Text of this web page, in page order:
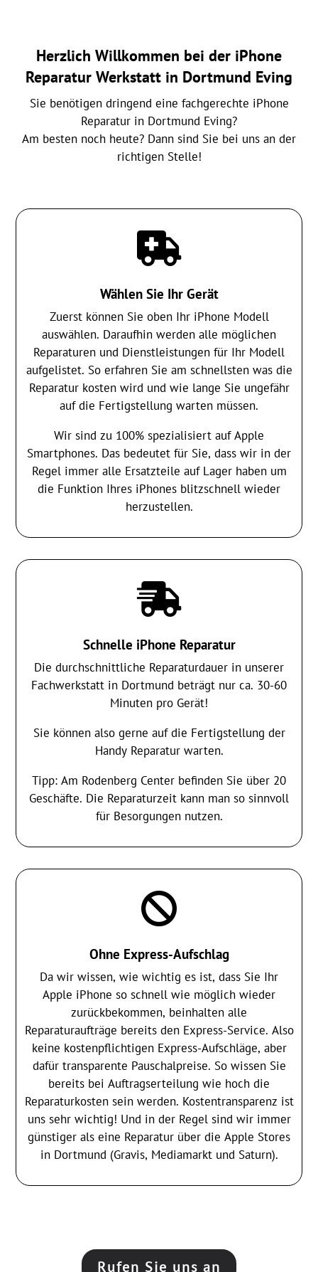
Herzlich Willkommen bei der iPhone
Reparatur Werkstatt in Dortmund Eving
Sie benötigen dringend eine fachgerechte iPhone
Reparatur in Dortmund Eving?
Am besten noch heute? Dann sind Sie bei uns an der
richtigen Stelle!

Wählen Sie Ihr Gerät
Zuerst können Sie oben Ihr iPhone Modell
auswählen. Daraufhin werden alle möglichen
Reparaturen und Dienstleistungen für Ihr Modell
aufgelistet. So erfahren Sie am schnellsten was die
Reparatur kosten wird und wie lange Sie ungefähr
auf die Fertigstellung warten müssen.
Wir sind zu 100% spezialisiert auf Apple
Smartphones. Das bedeutet für Sie, dass wir in der
Regel immer alle Ersatzteile auf Lager haben um
die Funktion Ihres iPhones blitzschnell wieder
herzustellen.

Schnelle iPhone Reparatur
Die durchschnittliche Reparaturdauer in unserer
Fachwerkstatt in Dortmund beträgt nur ca. 30-60
Minuten pro Gerät!
Sie können also gerne auf die Fertigstellung der
Handy Reparatur warten.
Tipp: Am Rodenberg Center befinden Sie über 20
Geschäfte. Die Reparaturzeit kann man so sinnvoll
für Besorgungen nutzen.

Ohne Express-Aufschlag
Da wir wissen, wie wichtig es ist, dass Sie Ihr
Apple iPhone so schnell wie möglich wieder
zurückbekommen, beinhalten alle
Reparaturaufträge bereits den Express-Service. Also
keine kostenpflichtigen Express-Aufschläge, aber
dafür transparente Pauschalpreise. So wissen Sie
bereits bei Auftragserteilung wie hoch die
Reparaturkosten sein werden. Kostentransparenz ist
uns sehr wichtig! Und in der Regel sind wir immer
günstiger als eine Reparatur über die Apple Stores
in Dortmund (Gravis, Mediamarkt und Saturn).
Rufen Sie uns an